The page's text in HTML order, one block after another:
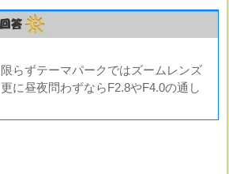
らずテーマパークではズームレンズ
に昼夜問わずならF2.8やF4.0の通し